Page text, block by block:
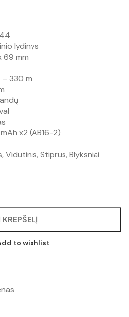
lydinys
69 mm
330 m
x2 (AB16-2)
Vidutinis, Stiprus, Blyksniai
Į KREPŠELĮ
to wishlist